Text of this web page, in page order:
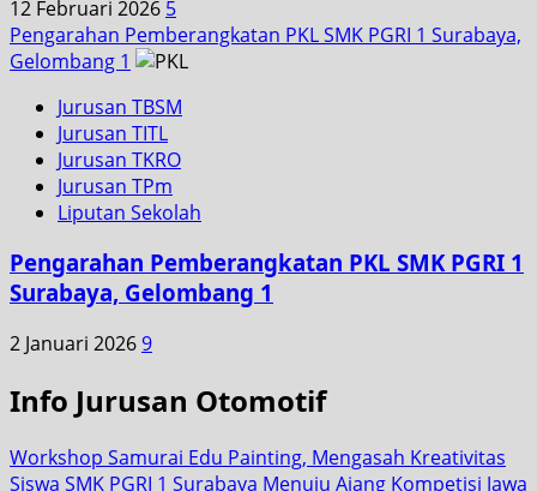
12 Februari 2026 5
Pengarahan Pemberangkatan PKL SMK PGRI 1 Surabaya,
Gelombang 1
Jurusan TBSM
Jurusan TITL
Jurusan TKRO
Jurusan TPm
Liputan Sekolah
Pengarahan Pemberangkatan PKL SMK PGRI 1
Surabaya, Gelombang 1
2 Januari 20269
Info Jurusan Otomotif
Workshop Samurai Edu Painting, Mengasah Kreativitas
Siswa SMK PGRI 1 Surabaya Menuju Ajang Kompetisi Jawa